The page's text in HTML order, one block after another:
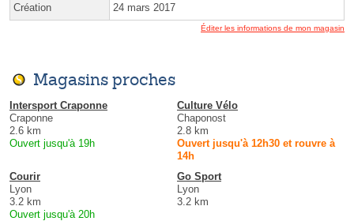
Création 24 mars 2017
Éditer les informations de mon magasin
Magasins proches
Intersport Craponne
Craponne
2.6 km
Ouvert jusqu'à 19h
Culture Vélo
Chaponost
2.8 km
Ouvert jusqu'à 12h30 et rouvre à
14h
Courir
Lyon
3.2 km
Ouvert jusqu'à 20h
Go Sport
Lyon
3.2 km